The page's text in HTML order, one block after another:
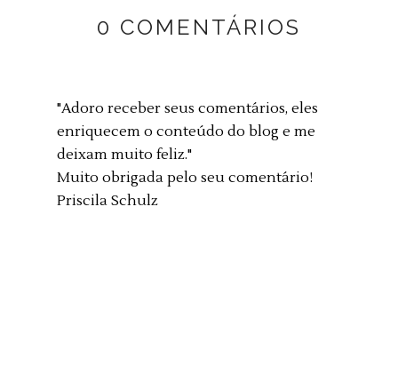
0 COMENTÁRIOS
"Adoro receber seus comentários, eles
enriquecem o conteúdo do blog e me
deixam muito feliz."
Muito obrigada pelo seu comentário!
Priscila Schulz